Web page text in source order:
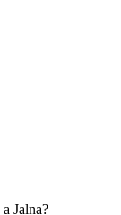
Jalna?